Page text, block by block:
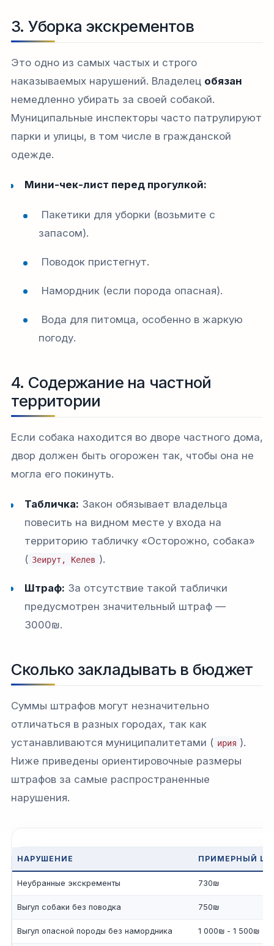
3. Уборка экскрементов
Это одно из самых частых и строго
наказываемых нарушений. Владелец обязан
немедленно убирать за своей собакой.
Муниципальные инспекторы часто патрулируют
парки и улицы, в том числе в гражданской
одежде.
Мини-чек-лист перед прогулкой:
Пакетики для уборки (возьмите с
запасом).
Поводок пристегнут.
Намордник (если порода опасная).
Вода для питомца, особенно в жаркую
погоду.
4. Содержание на частной
территории
Если собака находится во дворе частного дома,
двор должен быть огорожен так, чтобы она не
могла его покинуть.
Табличка: Закон обязывает владельца
повесить на видном месте у входа на
территорию табличку «Осторожно, собака»
( Зеирут, Келев ).
Штраф: За отсутствие такой таблички
предусмотрен значительный штраф —
3000₪.​
Сколько закладывать в бюджет
Суммы штрафов могут незначительно
отличаться в разных городах, так как
устанавливаются муниципалитетами ( ирия ).
Ниже приведены ориентировочные размеры
штрафов за самые распространенные
нарушения.
НАРУШЕНИЕ ПРИМЕРНЫЙ
Неубранные экскременты 730₪
Выгул собаки без поводка 750₪
Выгул опасной породы без намордника 1 000₪ - 1 500₪